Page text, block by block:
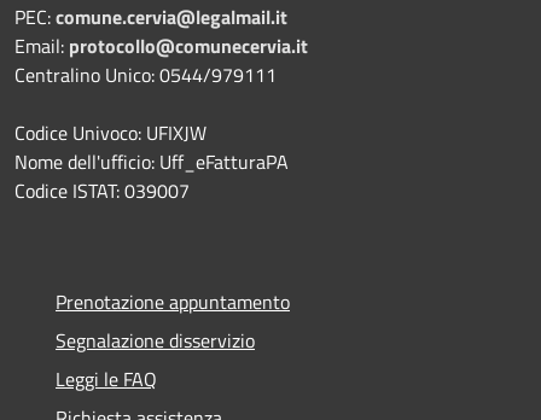
PEC:comune.cervia@legalmail.it
Email: protocollo@comunecervia.it
Centralino Unico: 0544/979111
Codice Univoco: UFIXJW
Nome dell'ufficio: Uff_eFatturaPA
Codice ISTAT: 039007
Prenotazione appuntamento
Segnalazione disservizio
Leggi le FAQ